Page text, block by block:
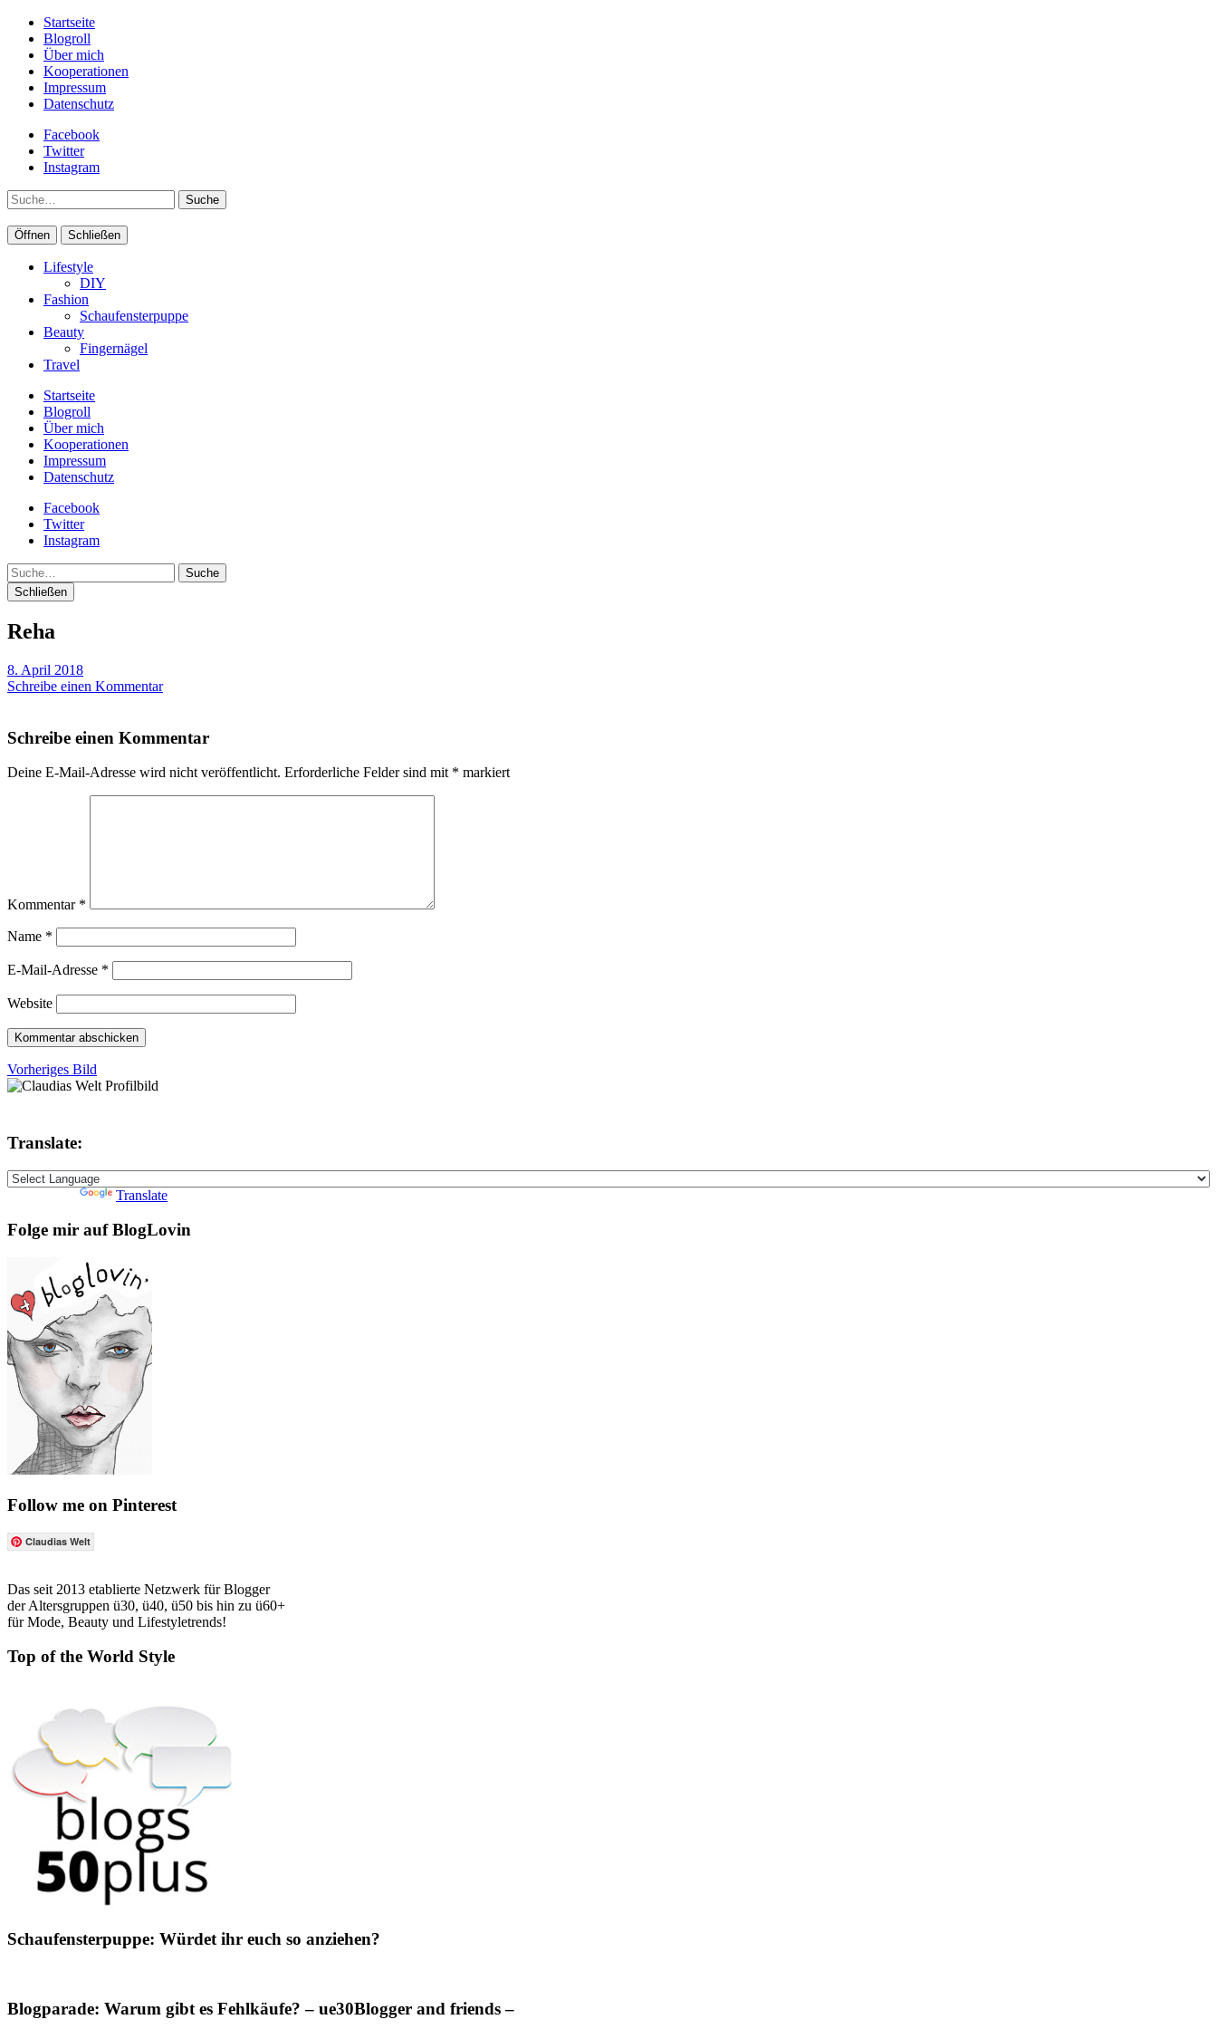
Startseite
Blogroll
Über mich
Kooperationen
Impressum
Datenschutz
Facebook
Twitter
Instagram
Suche
Öffnen Schließen
Lifestyle
DIY
Fashion
Schaufensterpuppe
Beauty
Fingernägel
Travel
Startseite
Blogroll
Über mich
Kooperationen
Impressum
Datenschutz
Facebook
Twitter
Instagram
Suche
Schließen
Reha
8. April 2018
Schreibe einen Kommentar
Schreibe einen Kommentar
Deine E-Mail-Adresse wird nicht veröffentlicht. Erforderliche Felder sind mit * markiert
Kommentar *
Name *
E-Mail-Adresse *
Website
Vorheriges Bild
Translate:
Translate
Folge mir auf BlogLovin
Follow me on Pinterest
Claudias Welt
Das seit 2013 etablierte Netzwerk für Blogger
der Altersgruppen ü30, ü40, ü50 bis hin zu ü60+
für Mode, Beauty und Lifestyletrends!
Top of the World Style
Schaufensterpuppe: Würdet ihr euch so anziehen?
Blogparade: Warum gibt es Fehlkäufe? – ue30Blogger and friends –